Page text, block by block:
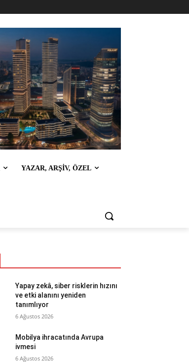
YAZAR, ARŞİV, ÖZEL
Yapay zekâ, siber risklerin hızını
ve etki alanını yeniden
tanımlıyor
6 Ağustos 2026
Mobilya ihracatında Avrupa
ivmesi
6 Ağustos 2026